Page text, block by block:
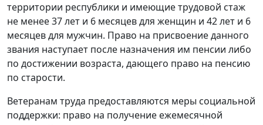
территории республики и имеющие трудовой стаж
не менее 37 лет и 6 месяцев для женщин и 42 лет и 6
месяцев для мужчин. Право на присвоение данного
звания наступает после назначения им пенсии либо
по достижении возраста, дающего право на пенсию
по старости.
Ветеранам труда предоставляются меры социальной
поддержки: право на получение ежемесячной